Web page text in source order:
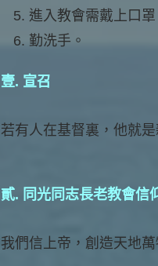
進入教會需戴上口罩
勤洗手。
壹. 宣召
若有人在基督裏，他就
貳. 同光同志長老教會信
我們信上帝，創造天地